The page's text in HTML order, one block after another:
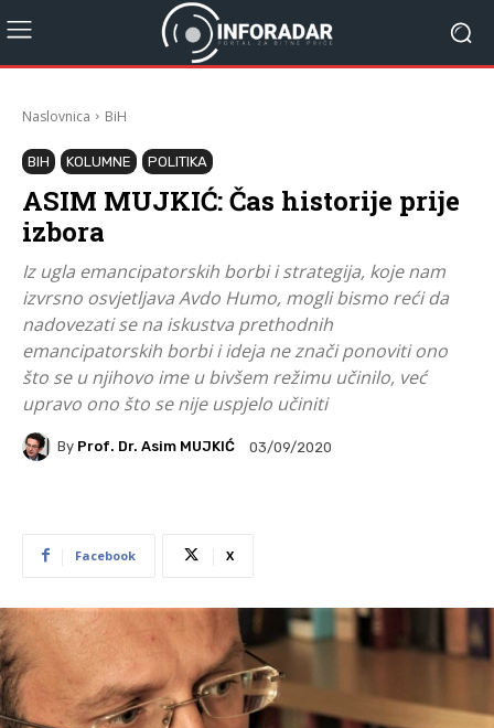
Naslovnica BiH
BIH KOLUMNE POLITIKA
ASIM MUJKIĆ: Čas historije prije
izbora
Iz ugla emancipatorskih borbi i strategija, koje nam
izvrsno osvjetljava Avdo Humo, mogli bismo reći da
nadovezati se na iskustva prethodnih
emancipatorskih borbi i ideja ne znači ponoviti ono
što se u njihovo ime u bivšem režimu učinilo, već
upravo ono što se nije uspjelo učiniti
By Prof. Dr. Asim MUJKIĆ 03/09/2020
Facebook X